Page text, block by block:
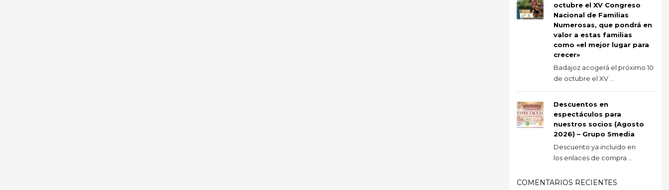
octubre el XV Congreso
Nacional de Familias
Numerosas, que pondrá en
valor a estas familias
como «el mejor lugar para
crecer»
Badajoz acogerá el próximo 10
de octubre el XV ...
Descuentos en
espectáculos para
nuestros socios (Agosto
2026) – Grupo Smedia
Descuento ya incluido en
los enlaces de compra ...
COMENTARIOS RECIENTES